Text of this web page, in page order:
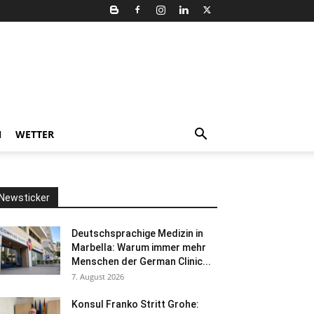
WETTER
Deutschsprachige Medizin in
Marbella: Warum immer mehr
Menschen der German Clinic...
7. August 2026
Konsul Franko Stritt Grohe: